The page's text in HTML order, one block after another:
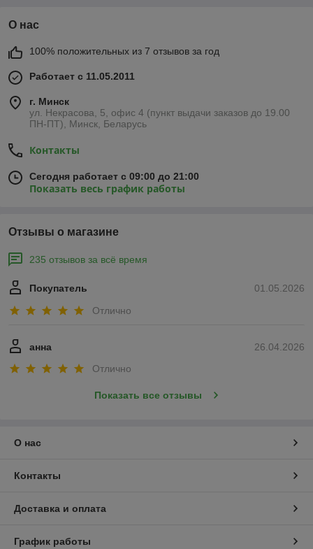
О нас
100% положительных из 7 отзывов за год
Работает с 11.05.2011
г. Минск
ул. Некрасова, 5, офис 4 (пункт выдачи заказов до 19.00
ПН-ПТ), Минск, Беларусь
Контакты
Сегодня работает с 09:00 до 21:00
Показать весь график работы
Отзывы о магазине
235 отзывов за всё время
01.05.2026
Покупатель
Отлично
26.04.2026
анна
Отлично
Показать все отзывы
О нас
Контакты
Доставка и оплата
График работы